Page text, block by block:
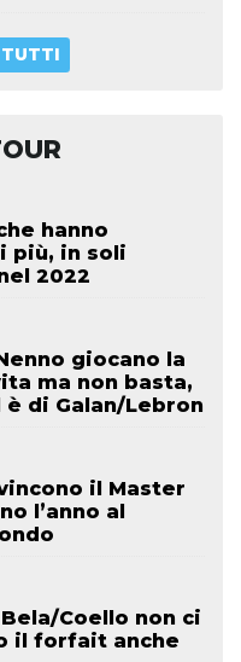
hanno
più, in soli
2022
giocano la
ma non basta,
di Galan/Lebron
il Master
l’anno al
Coello non ci
il forfait anche